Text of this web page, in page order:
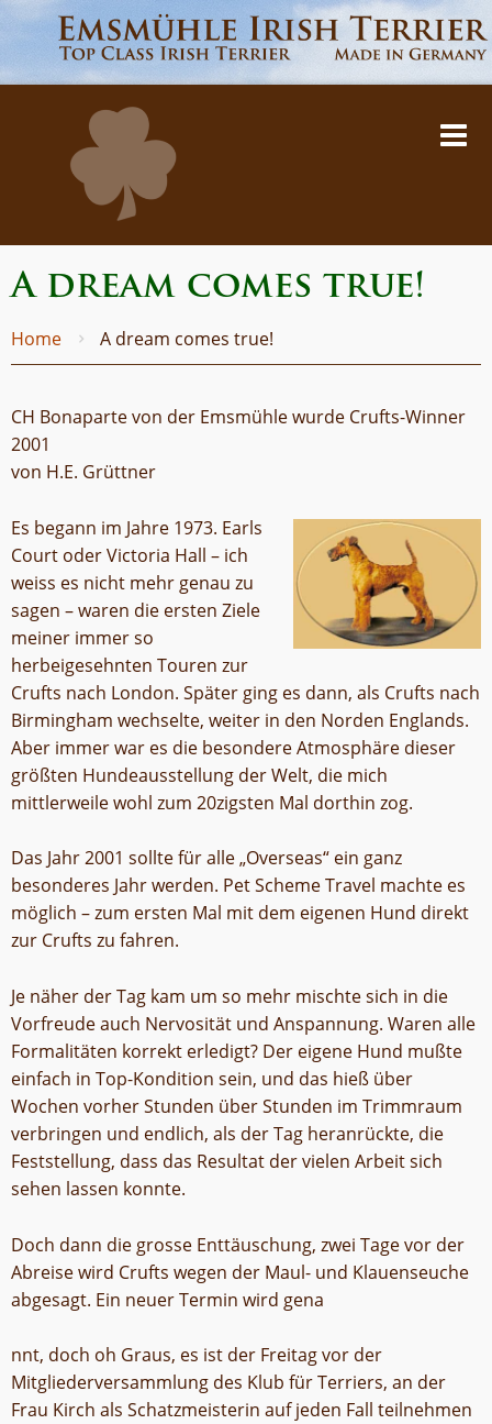
A dream comes true!
Home A dream comes true!
CH Bonaparte von der Emsmühle wurde Crufts-Winner
2001
von H.E. Grüttner
Es begann im Jahre 1973. Earls
Court oder Victoria Hall – ich
weiss es nicht mehr genau zu
sagen – waren die ersten Ziele
meiner immer so
herbeigesehnten Touren zur
Crufts nach London. Später ging es dann, als Crufts nach
Birmingham wechselte, weiter in den Norden Englands.
Aber immer war es die besondere Atmosphäre dieser
größten Hundeausstellung der Welt, die mich
mittlerweile wohl zum 20zigsten Mal dorthin zog.
Das Jahr 2001 sollte für alle „Overseas“ ein ganz
besonderes Jahr werden. Pet Scheme Travel machte es
möglich – zum ersten Mal mit dem eigenen Hund direkt
zur Crufts zu fahren.
Je näher der Tag kam um so mehr mischte sich in die
Vorfreude auch Nervosität und Anspannung. Waren alle
Formalitäten korrekt erledigt? Der eigene Hund mußte
einfach in Top-Kondition sein, und das hieß über
Wochen vorher Stunden über Stunden im Trimmraum
verbringen und endlich, als der Tag heranrückte, die
Feststellung, dass das Resultat der vielen Arbeit sich
sehen lassen konnte.
Doch dann die grosse Enttäuschung, zwei Tage vor der
Abreise wird Crufts wegen der Maul- und Klauenseuche
abgesagt. Ein neuer Termin wird gena
nnt, doch oh Graus, es ist der Freitag vor der
Mitgliederversammlung des Klub für Terriers, an der
Frau Kirch als Schatzmeisterin auf jeden Fall teilnehmen